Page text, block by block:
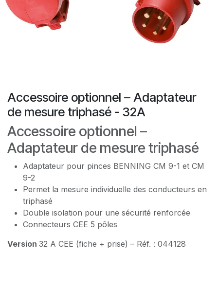
Accessoire optionnel – Adaptateur
de mesure triphasé - 32A
Accessoire optionnel –
Adaptateur de mesure triphasé
Adaptateur pour pinces BENNING CM 9-1 et CM
9-2
Permet la mesure individuelle des conducteurs en
triphasé
Double isolation pour une sécurité renforcée
Connecteurs CEE 5 pôles
Version 32 A CEE (fiche + prise) – Réf. : 044128